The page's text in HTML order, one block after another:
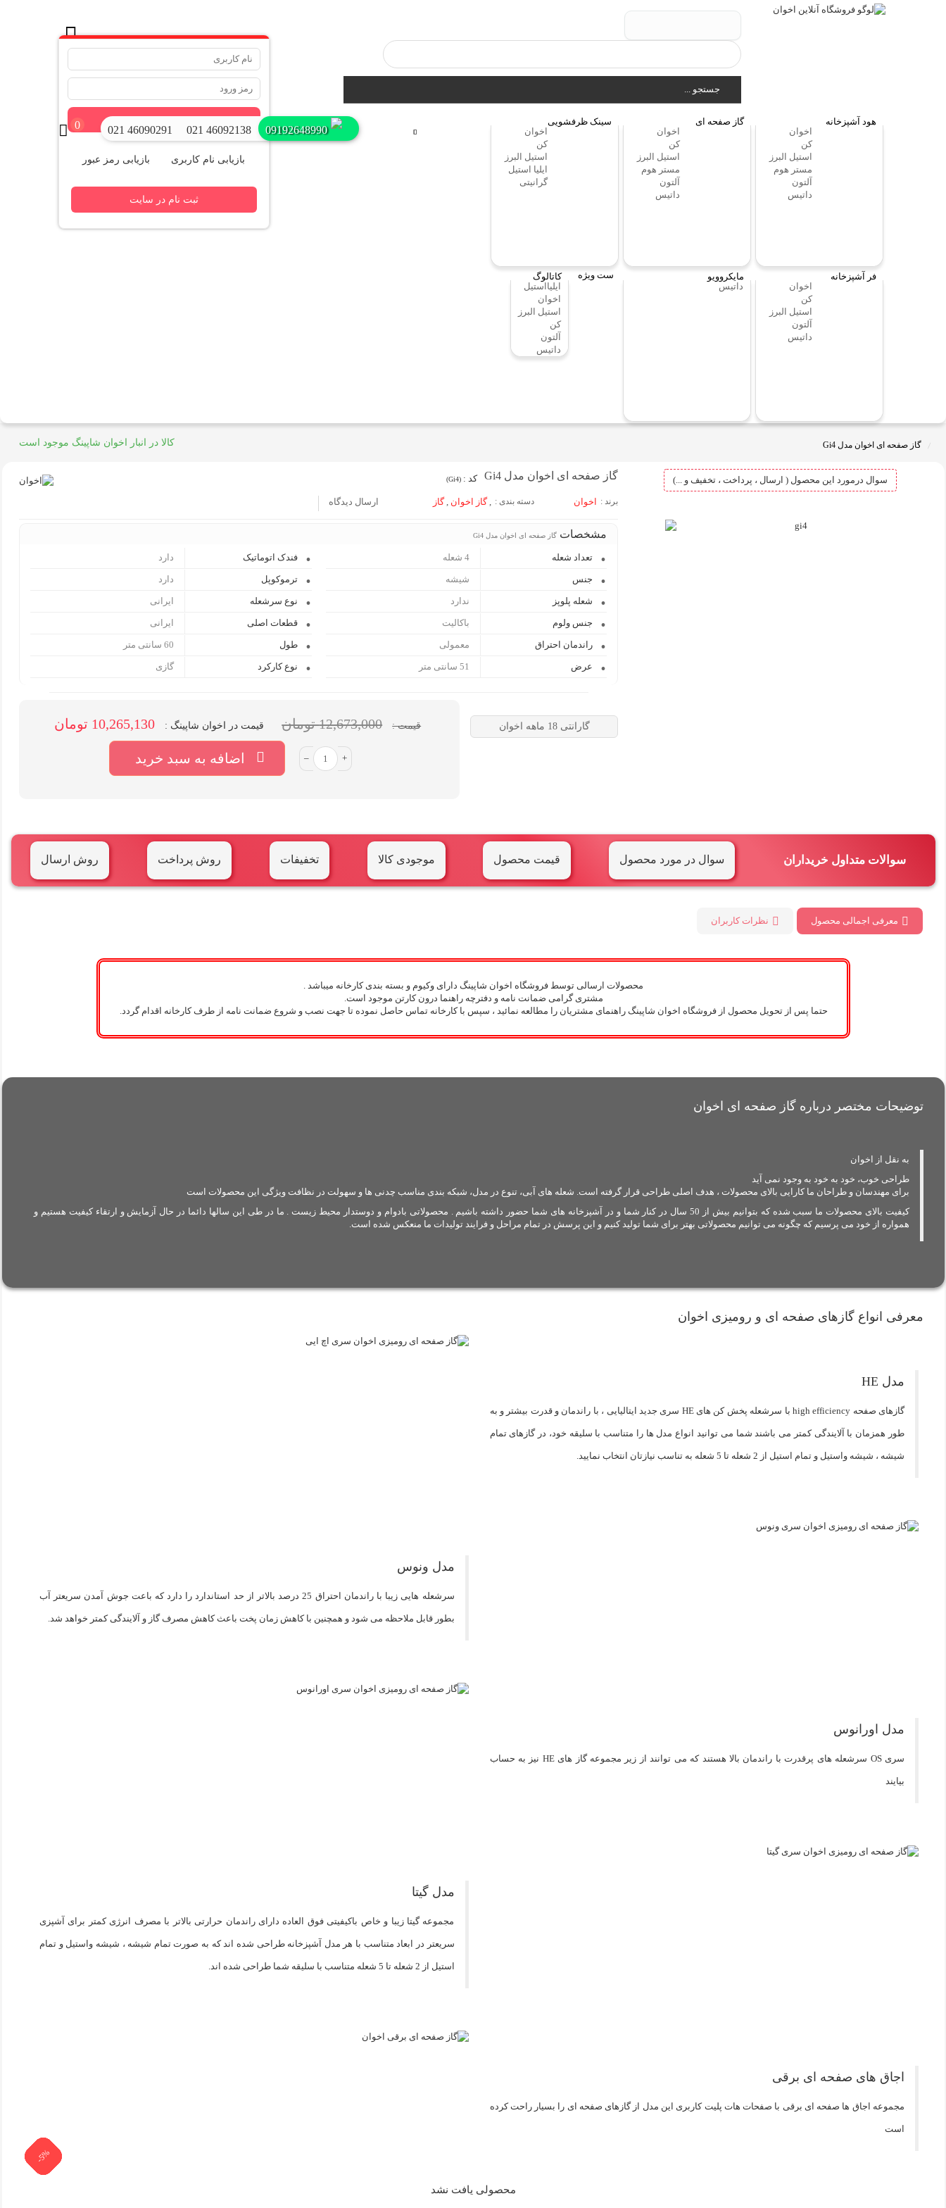
جستجو ...
.
ورود
بازیابی نام کاربری بازیابی رمز عبور
ثبت نام در سایت
هود آشپزخانه
اخوان
کن
استیل البرز
مستر هوم
آلتون
داتیس
گاز صفحه ای
اخوان
کن
استیل البرز
مستر هوم
آلتون
داتیس
سینک ظرفشویی
اخوان
کن
استیل البرز
ایلیا استیل
گرانیتی
فر آشپزخانه
اخوان
کن
استیل البرز
آلتون
داتیس
مایکروویو
داتیس
ست ویژه
کاتالوگ
ایلیااستیل
اخوان
استیل البرز
کن
آلتون
داتیس
0 021 46090291 021 46092138 09192648990
گاز صفحه ای اخوان مدل Gi4
سوال درمورد این محصول ( ارسال ، پرداخت ، تخفیف و ...) گاز صفحه ای اخوان مدل Gi4 کد : (Gi4)
کالا در انبار اخوان شاپینگ موجود است
برند : اخوان دسته بندی : ,گاز اخوان ,گاز ارسال دیدگاه
مشخصات گاز صفحه ای اخوان مدل Gi4
تعداد شعله 4 شعله فندک اتوماتیک دارد
جنس شیشه ترموکوپل دارد
شعله پلوپز ندارد نوع سرشعله ایرانی
جنس ولوم باکالیت قطعات اصلی ایرانی
راندمان احتراق معمولی طول 60 سانتی متر
عرض 51 سانتی متر نوع کارکرد گازی
گارانتی 18 ماهه اخوان قیمت : 12,673,000 تومان قیمت در اخوان شاپینگ : 10,265,130 تومان
– + اضافه به سبد خرید
سوالات متداول خریداران سوال در مورد محصول قیمت محصول موجودی کالا تخفیفات روش پرداخت روش ارسال
معرفی اجمالی محصول نظرات کاربران
محصولات ارسالی توسط فروشگاه اخوان شاپینگ دارای وکیوم و بسته بندی کارخانه میباشد .
مشتری گرامی ضمانت نامه و دفترچه راهنما درون کارتن موجود است.
حتما پس از تحویل محصول از فروشگاه اخوان شاپینگ راهنمای مشتریان را مطالعه نمائید ، سپس با کارخانه تماس حاصل نموده تا جهت نصب و شروع ضمانت نامه از طرف کارخانه اقدام گردد.
توضیحات مختصر درباره گاز صفحه ای اخوان
به نقل از اخوان
طراحی خوب، خود به خود به وجود نمی آید
برای مهندسان و طراحان ما کارایی بالای محصولات ، هدف اصلی طراحی قرار گرفته است. شعله های آبی، تنوع در مدل، شبکه بندی مناسب چدنی ها و سهولت در نظافت ویژگی این محصولات است
کیفیت بالای محصولات ما سبب شده که بتوانیم بیش از 50 سال در کنار شما و در آشپزخانه های شما حضور داشته باشیم . محصولاتی بادوام و دوستدار محیط زیست . ما در طی این سالها دائما در حال آزمایش و ارتقاء کیفیت هستیم و
همواره از خود می پرسیم که چگونه می توانیم محصولاتی بهتر برای شما تولید کنیم و این پرسش در تمام مراحل و فرایند تولیدات ما منعکس شده است.
معرفی انواع گازهای صفحه ای و رومیزی اخوان
مدل HE
گازهای صفحه high efficiency با سرشعله پخش کن های HE سری جدید ایتالیایی ، با راندمان و قدرت بیشتر و به
طور همزمان با آلایندگی کمتر می باشند شما می توانید انواع مدل ها را متناسب با سلیقه خود، در گازهای تمام
شیشه ، شیشه واستیل و تمام استیل از 2 شعله تا 5 شعله به تناسب نیازتان انتخاب نمایید.
مدل ونوس
سرشعله هایی زیبا با راندمان احتراق 25 درصد بالاتر از حد استاندارد را دارد که باعت جوش آمدن سریعتر آب
بطور قابل ملاحظه می شود و همچنین با کاهش زمان پخت باعث کاهش مصرف گاز و آلایندگی کمتر خواهد شد.
مدل اورانوس
سری OS سرشعله های پرقدرت با راندمان بالا هستند که می توانند از زیر مجموعه گاز های HE نیز به حساب
بیایند
مدل گیتا
مجموعه گیتا زیبا و خاص باکیفیتی فوق العاده دارای راندمان حرارتی بالاتر با مصرف انرژی کمتر برای آشپزی
سریعتر در ابعاد متناسب با هر مدل آشپزخانه طراحی شده اند که به صورت تمام شیشه ، شیشه واستیل و تمام
استیل از 2 شعله تا 5 شعله متناسب با سلیقه شما طراحی شده اند.
اجاق های صفحه ای برقی
مجموعه اجاق ها صفحه ای برقی با صفحات هات پلیت کاربری این مدل از گازهای صفحه ای را بسیار راحت کرده
است
محصولی یافت نشد
-5%
-19%
-19%
-19%
-19%
-5%
-19%
-19%
-19%
-19%
-19%
-5%